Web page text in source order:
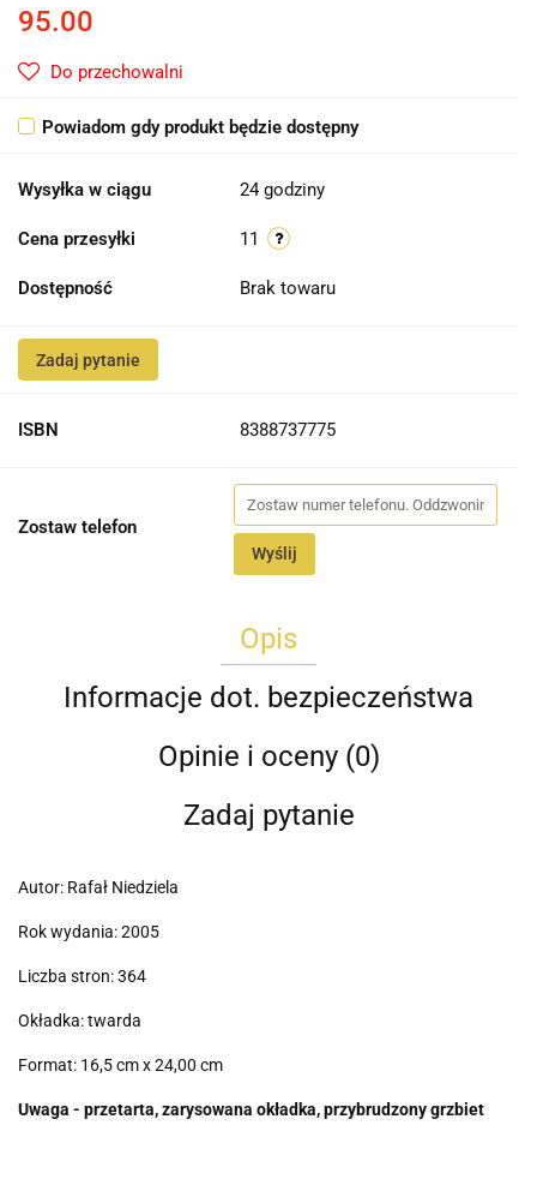
95.00
Do przechowalni
Powiadom gdy produkt będzie dostępny
Wysyłka w ciągu 24 godziny
Cena przesyłki 11
Dostępność Brak towaru
Zadaj pytanie
ISBN 8388737775
Zostaw telefon
Wyślij
Opis
Informacje dot. bezpieczeństwa
Opinie i oceny (0)
Zadaj pytanie
Autor: Rafał Niedziela
Rok wydania: 2005
Liczba stron: 364
Okładka: twarda
Format: 16,5 cm x 24,00 cm
Uwaga - przetarta, zarysowana okładka, przybrudzony grzbiet